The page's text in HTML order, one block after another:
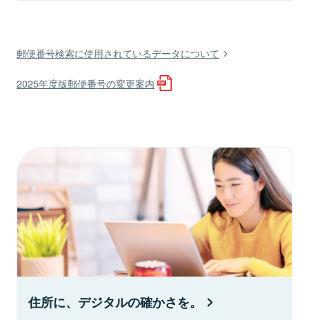
郵便番号検索に使用されているデータについて
2025年度版郵便番号の変更案内
住所に、デジタルの確かさを。